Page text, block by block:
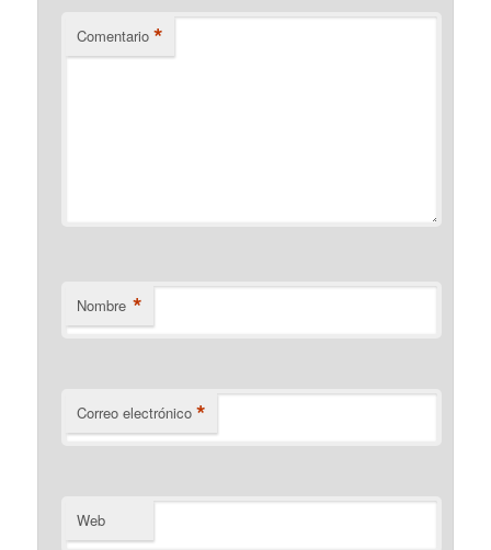
Comentario *
Nombre *
Correo electrónico *
Web